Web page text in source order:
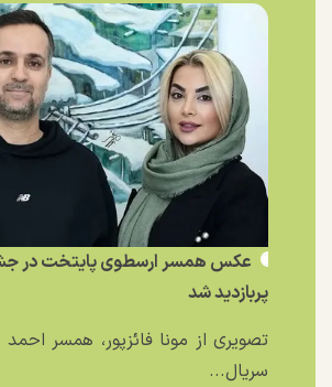
عکس همسر ارسطوی پایتخت در
پربازدید شد
تصویری از مونا فائزپور، همسر احمد
سریال...